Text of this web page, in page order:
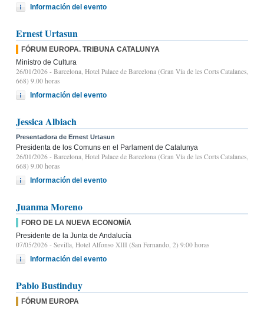
Información del evento
Ernest Urtasun
FÓRUM EUROPA. TRIBUNA CATALUNYA
Ministro de Cultura
26/01/2026 - Barcelona, Hotel Palace de Barcelona (Gran Vía de les Corts Catalanes,
668) 9.00 horas
Información del evento
Jessica Albiach
Presentadora de Ernest Urtasun
Presidenta de los Comuns en el Parlament de Catalunya
26/01/2026 - Barcelona, Hotel Palace de Barcelona (Gran Vía de les Corts Catalanes,
668) 9.00 horas
Información del evento
Juanma Moreno
FORO DE LA NUEVA ECONOMÍA
Presidente de la Junta de Andalucía
07/05/2026 - Sevilla, Hotel Alfonso XIII (San Fernando, 2) 9:00 horas
Información del evento
Pablo Bustinduy
FÓRUM EUROPA